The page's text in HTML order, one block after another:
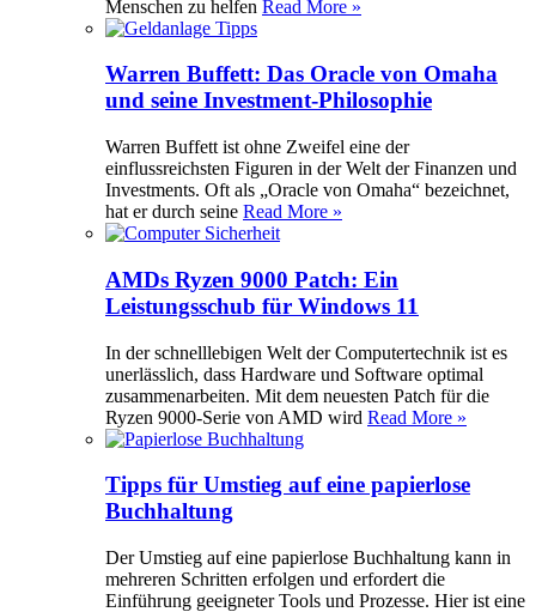
Menschen zu helfen Read More »
Warren Buffett: Das Oracle von Omaha
und seine Investment-Philosophie
Warren Buffett ist ohne Zweifel eine der
einflussreichsten Figuren in der Welt der Finanzen und
Investments. Oft als „Oracle von Omaha“ bezeichnet,
hat er durch seine Read More »
AMDs Ryzen 9000 Patch: Ein
Leistungsschub für Windows 11
In der schnelllebigen Welt der Computertechnik ist es
unerlässlich, dass Hardware und Software optimal
zusammenarbeiten. Mit dem neuesten Patch für die
Ryzen 9000-Serie von AMD wird Read More »
Tipps für Umstieg auf eine papierlose
Buchhaltung
Der Umstieg auf eine papierlose Buchhaltung kann in
mehreren Schritten erfolgen und erfordert die
Einführung geeigneter Tools und Prozesse. Hier ist eine